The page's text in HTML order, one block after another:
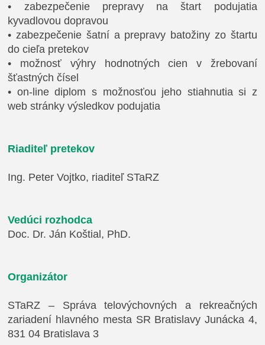
•
zabezpečenie prepravy na štart podujatia
kyvadlovou dopravou
• zabezpečenie šatní a prepravy batožiny zo štartu
do cieľa pretekov
•
možnosť výhry hodnotných cien v žrebovaní
šťastných čísel
• on-line diplom s možnosťou jeho stiahnutia si z
web stránky výsledkov podujatia
Riaditeľ pretekov
Ing. Peter Vojtko, riaditeľ STaRZ
Vedúci rozhodca
Doc. Dr. Ján Koštial, PhD.
Organizátor
STaRZ – Správa telovýchovných a rekreačných
zariadení hlavného mesta SR Bratislavy Junácka 4,
831 04 Bratislava 3